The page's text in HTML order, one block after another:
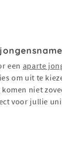
een aparte
om uit te
komen niet
voor jullie